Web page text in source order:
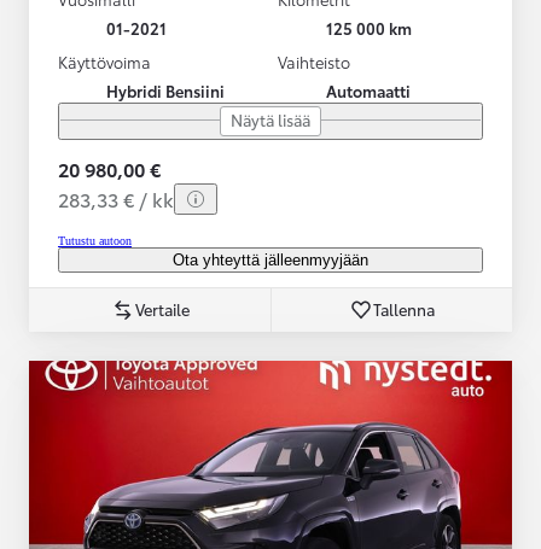
01-2021
125 000 km
Käyttövoima
Hybridi Bensiini
Vaihteisto
Automaatti
Näytä lisää
20 980,00 €
283,33 € / kk
Tutustu autoon
Ota yhteyttä jälleenmyyjään
Vertaile Tallenna